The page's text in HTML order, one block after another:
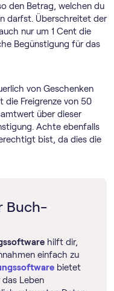
den Betrag, welchen du
darfst. Überschreitet der
nur um 1 Cent die
Begünstigung für das
von Geschenken
die Freigrenze von 50
über dieser
Achte ebenfalls
bist, da dies die
Buch­
hilft dir,
einfach zu
bietet
Leben